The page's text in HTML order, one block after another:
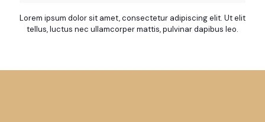
Lorem ipsum dolor sit amet, consectetur adipiscing elit. Ut elit
tellus, luctus nec ullamcorper mattis, pulvinar dapibus leo.